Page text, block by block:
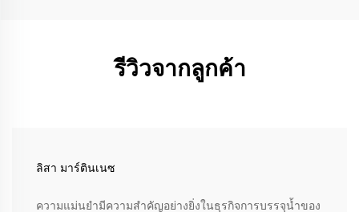
รีวิวจากลูกค้า
ลิสา มาร์ตินเนซ
ความแม่นยำมีความสำคัญอย่างยิ่งในธุรกิจการบรรจุน้ำของ